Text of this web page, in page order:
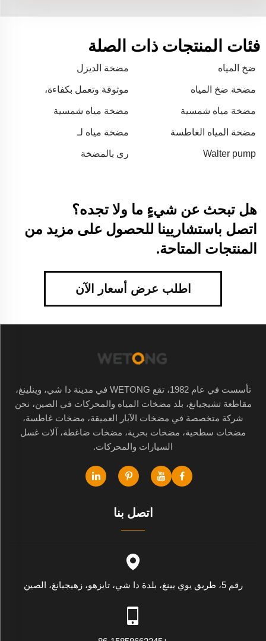
فئات المنتجات ذات الصلة
ضخ المياه مضخة الديزل
مضخة ضخ المياه
موثوقة وتعمل بكفاءة،
على السيارة في حالة جيدة.
مضخة مياه شمسية مضخة مياه شمسية
مضخة المياه الغاطسة مضخة مياه لـ
Walter pump ري بالمضخة
هل تبحث عن شيءٍ ما ولا تجده؟
اتصل باستشاريينا للحصول على مزيد من
المنتجات المتاحة.
اطلب عرض أسعار الآن
تأسست في عام 1982، تقع WETONG في مدينة دا شي، وينلينغ،
مقاطعة تشيجيانغ، بلد مضخات المياه والمحركات في الصين، نحن
شركة متخصصة في مضخات الآبار العميقة، مضخات غاطسة،
مضخات سطحية، مضخات بحرية، مضخات ضاغطة، آلات غسل
السيارات والمحركات.
اتصل بنا
رقم 5، طريق يوي يينغ، بلدة دا شي، تايزهو، زهيجيانغ، الصين